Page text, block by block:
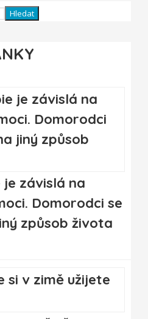
Hledat
závislá na
Domorodci se
způsob života